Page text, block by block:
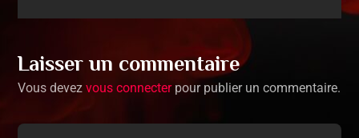
Laisser un commentaire
Vous devezvous connecterpour publier un commentaire.